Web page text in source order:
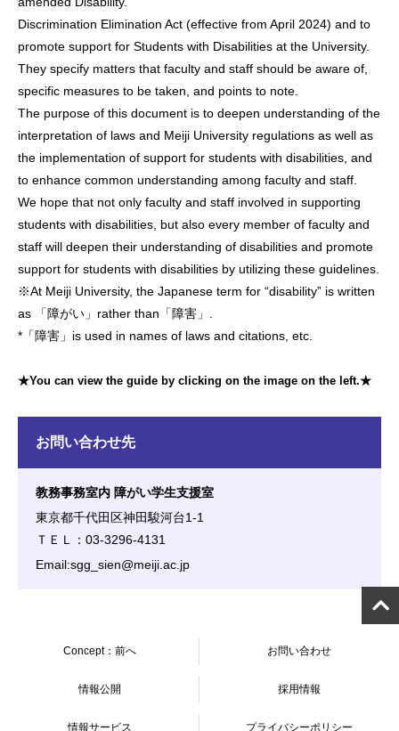
Discrimination Elimination Act (effective from April 2024) and to
promote support for Students with Disabilities at the University.
They specify matters that faculty and staff should be aware of,
specific measures to be taken, and points to note.
The purpose of this document is to deepen understanding of the
interpretation of laws and Meiji University regulations as well as
the implementation of support for students with disabilities, and
to enhance common understanding among faculty and staff.
We hope that not only faculty and staff involved in supporting
students with disabilities, but also every member of faculty and
staff will deepen their understanding of disabilities and promote
support for students with disabilities by utilizing these guidelines.
※At Meiji University, the Japanese term for “disability” is written
as 「障がい」rather than「障害」.
*「障害」is used in names of laws and citations, etc.
★You can view the guide by clicking on the image on the left.★
お問い合わせ先
教務事務室内 障がい学生支援室
東京都千代田区神田駿河台1-1
ＴＥＬ：03-3296-4131
Email:sgg_sien@meiji.ac.jp
Concept：前へ お問い合わせ
情報公開 採用情報
情報サービス プライバシーポリシー